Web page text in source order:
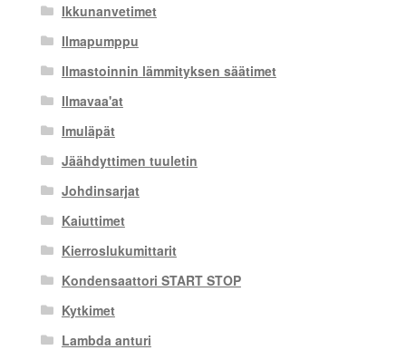
Ikkunanvetimet
Ilmapumppu
Ilmastoinnin lämmityksen säätimet
Ilmavaa'at
Imuläpät
Jäähdyttimen tuuletin
Johdinsarjat
Kaiuttimet
Kierroslukumittarit
Kondensaattori START STOP
Kytkimet
Lambda anturi